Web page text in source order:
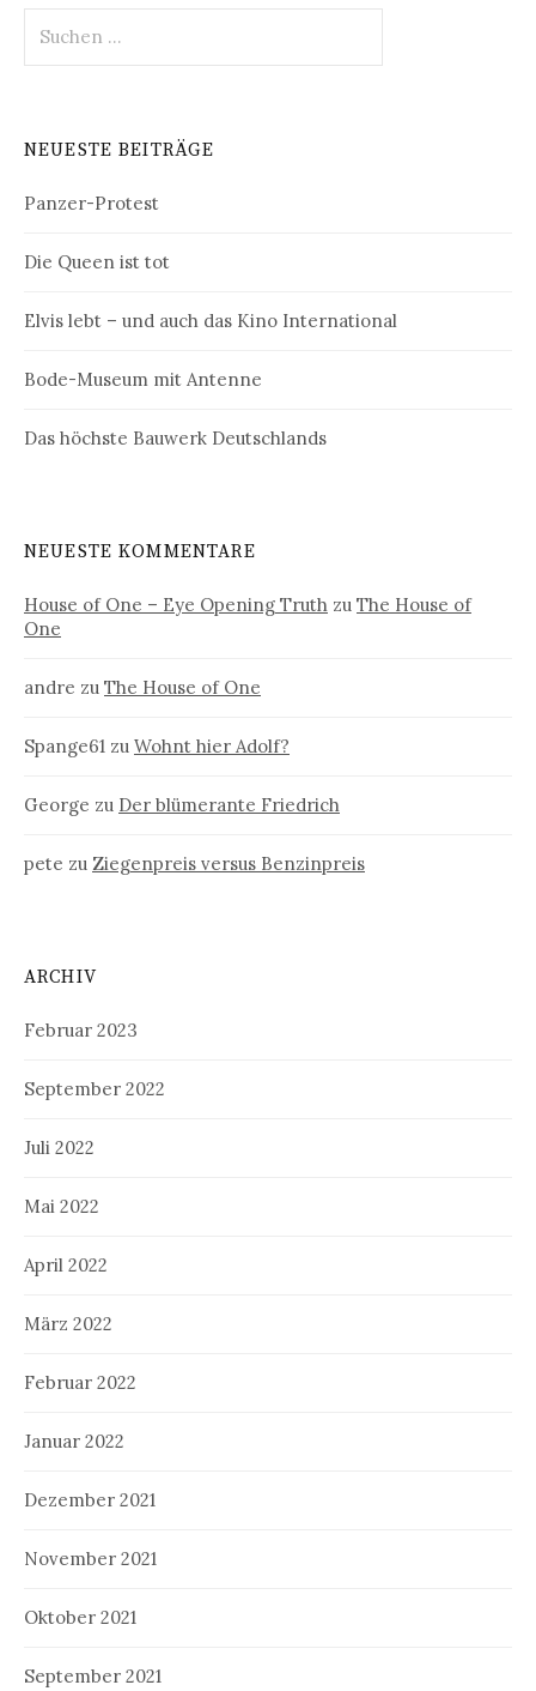
nach:
NEUESTE BEITRÄGE
Panzer-Protest
Die Queen ist tot
Elvis lebt – und auch das Kino International
Bode-Museum mit Antenne
Das höchste Bauwerk Deutschlands
NEUESTE KOMMENTARE
House of One – Eye Opening Truth zu The House of
One
andre zu The House of One
Spange61 zu Wohnt hier Adolf?
George zu Der blümerante Friedrich
pete zu Ziegenpreis versus Benzinpreis
ARCHIV
Februar 2023
September 2022
Juli 2022
Mai 2022
April 2022
März 2022
Februar 2022
Januar 2022
Dezember 2021
November 2021
Oktober 2021
September 2021